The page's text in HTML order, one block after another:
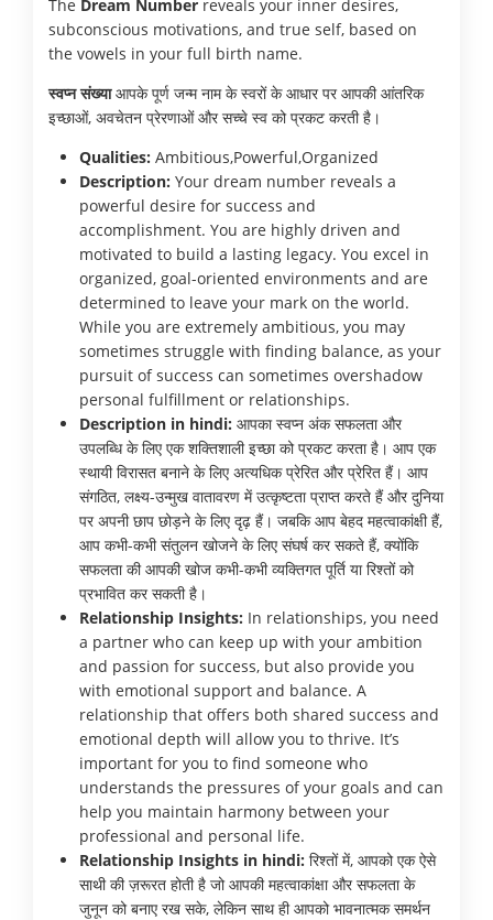
The Dream Number reveals your inner desires,
subconscious motivations, and true self, based on
the vowels in your full birth name.
स्वप्न संख्याआपके पूर्ण जन्म नाम के स्वरों के आधार पर आपकी आंतरिक
इच्छाओं, अवचेतन प्रेरणाओं और सच्चे स्व को प्रकट करती है।
Qualities: Ambitious,Powerful,Organized
Description: Your dream number reveals a
powerful desire for success and
accomplishment. You are highly driven and
motivated to build a lasting legacy. You excel in
organized, goal-oriented environments and are
determined to leave your mark on the world.
While you are extremely ambitious, you may
sometimes struggle with finding balance, as your
pursuit of success can sometimes overshadow
personal fulfillment or relationships.
Description in hindi: आपका स्वप्न अंक सफलता और
उपलब्धि के लिए एक शक्तिशाली इच्छा को प्रकट करता है। आप एक
स्थायी विरासत बनाने के लिए अत्यधिक प्रेरित और प्रेरित हैं। आप
संगठित, लक्ष्य-उन्मुख वातावरण में उत्कृष्टता प्राप्त करते हैं और दुनिया
पर अपनी छाप छोड़ने के लिए दृढ़ हैं। जबकि आप बेहद महत्वाकांक्षी हैं,
आप कभी-कभी संतुलन खोजने के लिए संघर्ष कर सकते हैं, क्योंकि
सफलता की आपकी खोज कभी-कभी व्यक्तिगत पूर्ति या रिश्तों को
प्रभावित कर सकती है।
Relationship Insights: In relationships, you need
a partner who can keep up with your ambition
and passion for success, but also provide you
with emotional support and balance. A
relationship that offers both shared success and
emotional depth will allow you to thrive. It’s
important for you to find someone who
understands the pressures of your goals and can
help you maintain harmony between your
professional and personal life.
Relationship Insights in hindi: रिश्तों में, आपको एक ऐसे
साथी की ज़रूरत होती है जो आपकी महत्वाकांक्षा और सफलता के
जुनून को बनाए रख सके, लेकिन साथ ही आपको भावनात्मक समर्थन